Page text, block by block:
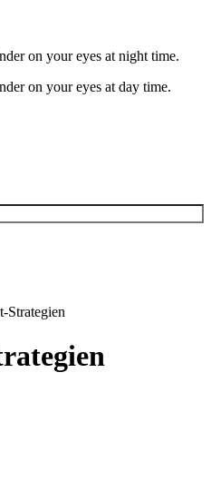
on your eyes at night time.
on your eyes at day time.
Strategien